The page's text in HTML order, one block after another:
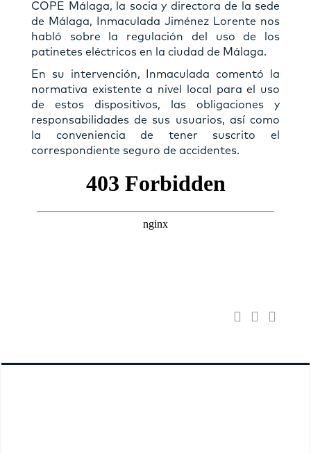
COPE Málaga, la socia y directora de la sede
de Málaga, Inmaculada Jiménez Lorente nos
habló sobre la regulación del uso de los
patinetes eléctricos en la ciudad de Málaga.
En su intervención, Inmaculada comentó la
normativa existente a nivel local para el uso
de estos dispositivos, las obligaciones y
responsabilidades de sus usuarios, así como
la conveniencia de tener suscrito el
correspondiente seguro de accidentes.